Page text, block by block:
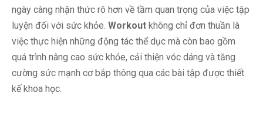
ngày càng nhận thức rõ hơn về tầm quan trọng của việc tập
luyện đối với sức khỏe. Workout không chỉ đơn thuần là
việc thực hiện những động tác thể dục mà còn bao gồm
quá trình nâng cao sức khỏe, cải thiện vóc dáng và tăng
cường sức mạnh cơ bắp thông qua các bài tập được thiết
kế khoa học.